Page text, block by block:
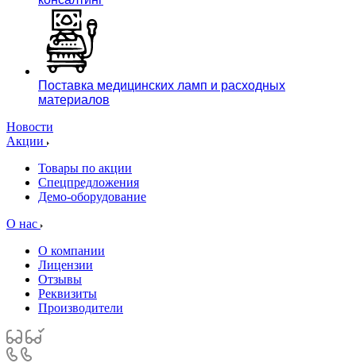
Поставка медицинских ламп и расходных
материалов
Новости
Акции
Товары по акции
Спецпредложения
Демо-оборудование
О нас
О компании
Лицензии
Отзывы
Реквизиты
Производители